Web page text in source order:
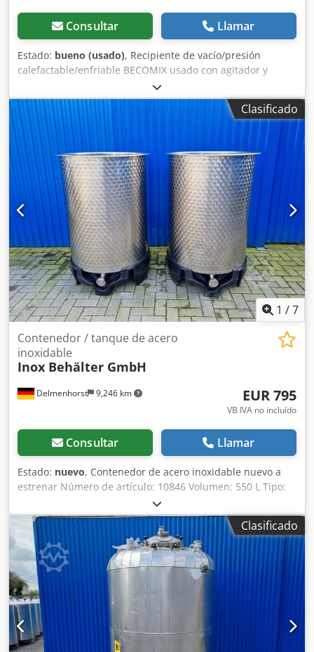
Consultar Llamar
Estado: bueno (usado), Recipiente de vacío/presión
calefactable/enfriable BECOMIX usado con agitador y
armario de control Último uso: Farmacia, cosmética
Número de artículo: 10814 Volumen: 1400 litros Tipo:
Colgante Material (partes húmedas): 1.4571 / AISI316
Versión: con doble camisa Dwjdpfjrz N Ngsx Ap Aea
Presión de servicio según placa de características: +1/+2,5
bar Máx. Temperatura máx. de funcionamiento: 0/ +139 °C
Dimensiones del depósito: Boca de hombre: 500mm
Diámetro exterior: 1320mm Altura total: 1620 mm Anchura
total: 1636mm Altura cilíndrica: 1200 mm Materiales
Interior: 1.4571 / AISI316 Exterior: 1.4301 / AISI304
Equipamiento: Placa de características: sí Agitador Cabezal
pulverizador Armario de distribución 600x500x2000mm
Documentos: sí
Clasificado
1 /7
Delmenhorst 9,246 km
Contenedor / tanque de acero
inoxidable
Inox Behälter GmbH
EUR 795
VB IVA no incluído
Consultar Llamar
Estado: nuevo, Contenedor de acero inoxidable nuevo a
estrenar Número de artículo: 10846 Volumen: 550 L Tipo:
De pie sobre palé de plástico Material (contacto con los
medios): Acero inoxidable V2A / AISI 304 Número de
fijaciones: palet de plástico Fondo: fondo cóncavo Presión
máxima de funcionamiento: Atmosférica Dimensiones del
contenedor: Diámetro interior: 815 mm Diámetro exterior:
890 mm Altura total: 1330 mm Altura cilíndrica: 1070 mm
Ancho total: 890 mm Djdpfx Ajv Dunfop Aewa Materiales:
Interior: 14301 / AISI 304 Partes externas: 14301 / AISI 304
Instalaciones: Placa de características: no Diámetro de
salida: 50 mm Distancia del desagüe al suelo: 160 mm
Clasificado